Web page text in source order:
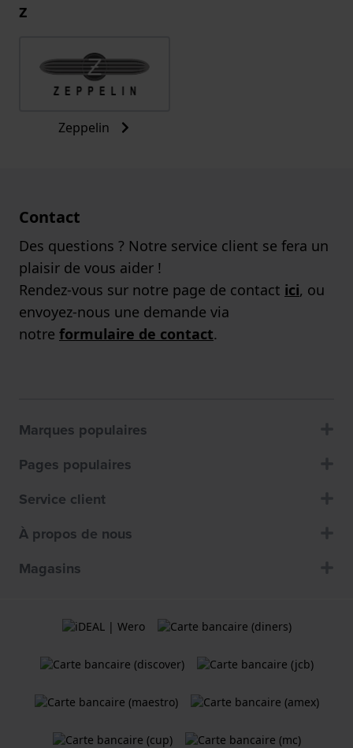
Z
Zeppelin
Contact
Des questions ? Notre service client se fera un
plaisir de vous aider !
Rendez-vous sur notre page de contact ici, ou
envoyez-nous une demande via
notre formulaire de contact.
Marques populaires
Pages populaires
Service client
À propos de nous
Magasins